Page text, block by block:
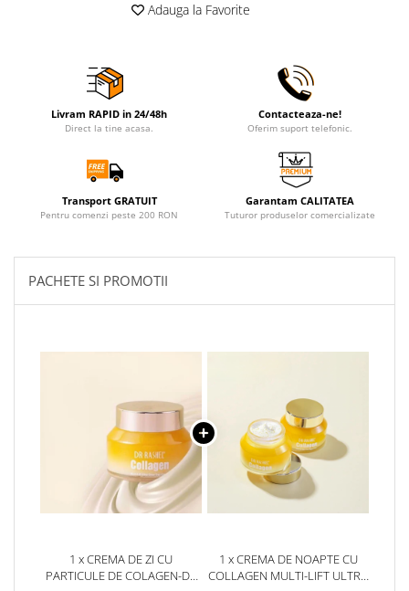
Adauga la Favorite
Livram RAPID in 24/48h
Direct la tine acasa.
Contacteaza-ne!
Oferim suport telefonic.
Transport GRATUIT
Pentru comenzi peste 200 RON
Garantam CALITATEA
Tuturor produselor comercializate
PACHETE SI PROMOTII
1 x CREMA DE ZI CU
PARTICULE DE COLAGEN-DR
1 x CREMA DE NOAPTE CU
COLLAGEN MULTI-LIFT ULTRA